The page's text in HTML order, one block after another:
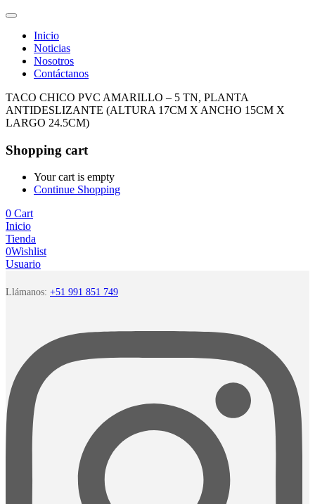
Inicio
Noticias
Nosotros
Contáctanos
TACO CHICO PVC AMARILLO – 5 TN, PLANTA
ANTIDESLIZANTE (ALTURA 17CM X ANCHO 15CM X
LARGO 24.5CM)
Shopping cart
Your cart is empty
Continue Shopping
0 Cart
Inicio
Tienda
0Wishlist
Usuario
Llámanos: +51 991 851 749